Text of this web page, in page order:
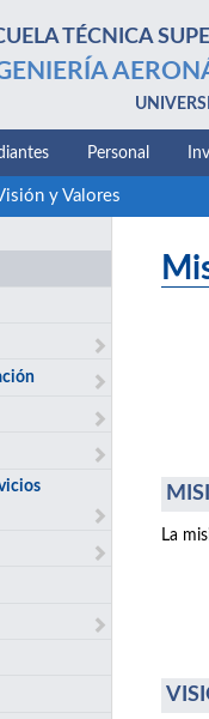
TÉCNICA
Personal
y Valores
La